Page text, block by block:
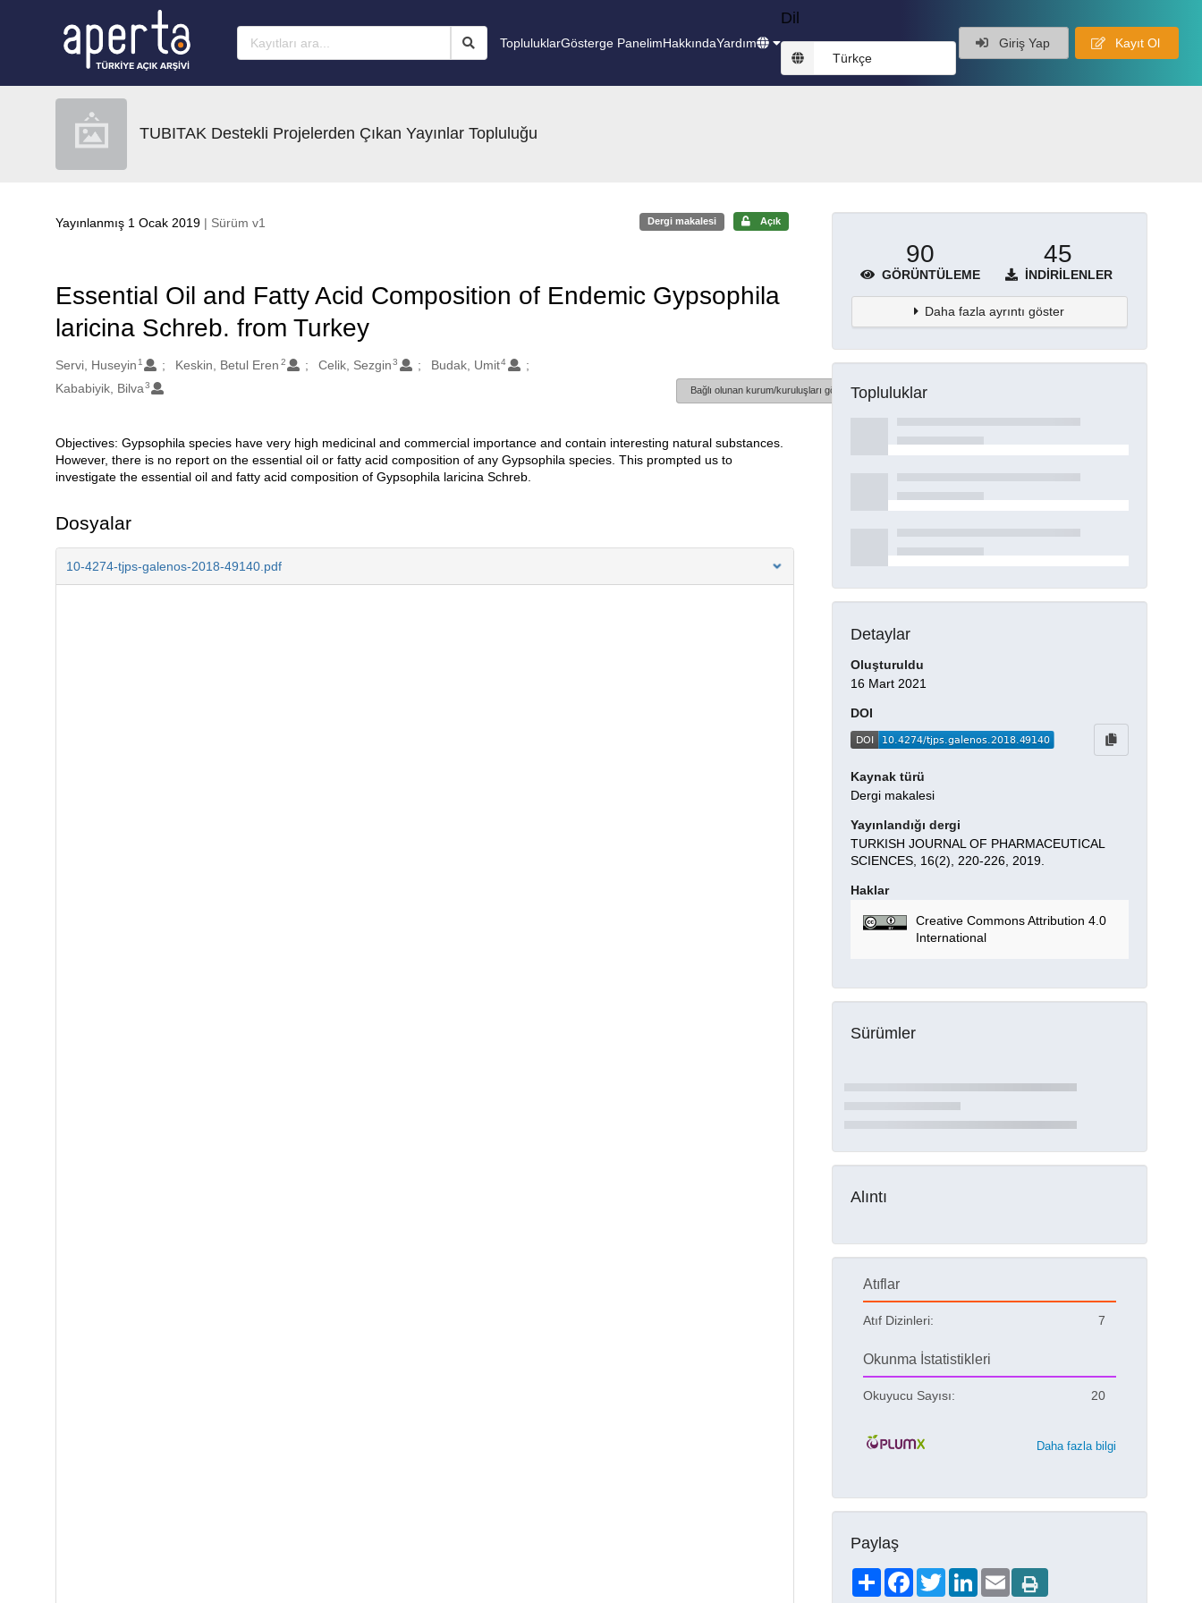
TopluluklarGösterge PanelimHakkındaYardım
Dil
Türkçe
Giriş Yap Kayıt Ol
TUBITAK Destekli Projelerden Çıkan Yayınlar Topluluğu
Yayınlanmış 1 Ocak 2019 | Sürüm v1 Dergi makalesi Açık
Essential Oil and Fatty Acid Composition of Endemic Gypsophila
laricina Schreb. from Turkey
Oluşturanlar
Servi, Huseyin 1 Keskin, Betul Eren 2 Celik, Sezgin 3 Budak, Umit4
Kababiyik, Bilva3 Bağlı olunan kurum/kuruluşları göster
Açıklama
Objectives: Gypsophila species have very high medicinal and commercial importance and contain interesting natural substances.
However, there is no report on the essential oil or fatty acid composition of any Gypsophila species. This prompted us to
investigate the essential oil and fatty acid composition of Gypsophila laricina Schreb.
Dosyalar
10-4274-tjps-galenos-2018-49140.pdf
90
GÖRÜNTÜLEME
45
İNDIRILENLER
Daha fazla ayrıntı göster
Topluluklar
Detaylar
Oluşturuldu
16 Mart 2021
DOI
Kaynak türü
Dergi makalesi
Yayınlandığı dergi
TURKISH JOURNAL OF PHARMACEUTICAL
SCIENCES, 16(2), 220-226, 2019.
Haklar
Creative Commons Attribution 4.0
International
Sürümler
Alıntı
Atıflar
Atıf Dizinleri: 7
Okunma İstatistikleri
Okuyucu Sayısı: 20
Daha fazla bilgi
Paylaş
ShareFacebookTwitterLinkedIn
Email